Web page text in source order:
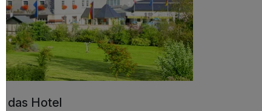
das Hotel